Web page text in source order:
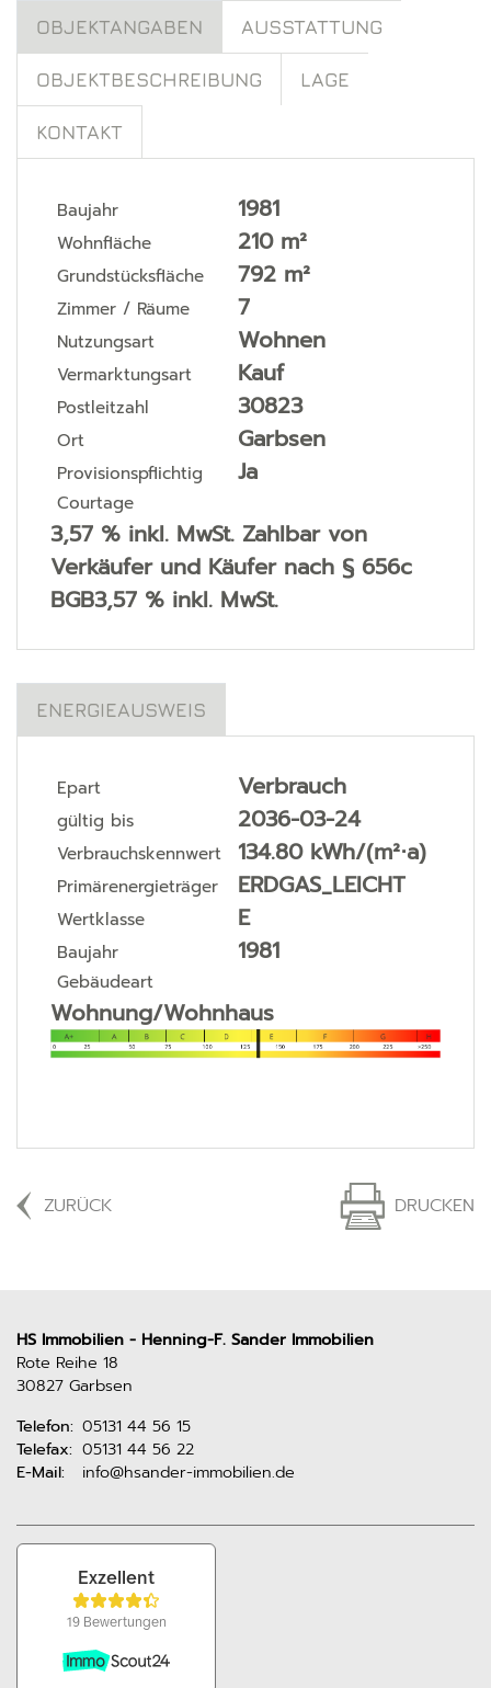
OBJEKTANGABEN AUSSTATTUNG
OBJEKTBESCHREIBUNG LAGE
KONTAKT
Baujahr 1981
Wohnfläche 210 m²
Grundstücksfläche 792 m²
Zimmer / Räume 7
Nutzungsart Wohnen
Vermarktungsart Kauf
Postleitzahl 30823
Ort Garbsen
Provisionspflichtig Ja
Courtage
3,57 % inkl. MwSt. Zahlbar von
Verkäufer und Käufer nach § 656c
BGB3,57 % inkl. MwSt.
ENERGIEAUSWEIS
Epart Verbrauch
gültig bis 2036-03-24
Verbrauchskennwert 134.80 kWh/(m²⋅a)
Primärenergieträger ERDGAS_LEICHT
Wertklasse E
Baujahr 1981
Gebäudeart
Wohnung/Wohnhaus
ZURÜCK DRUCKEN
HS Immobilien - Henning-F. Sander Immobilien
Rote Reihe 18
30827 Garbsen
Telefon: 05131 44 56 15
Telefax: 05131 44 56 22
E-Mail:
info@hsander-immobilien.de